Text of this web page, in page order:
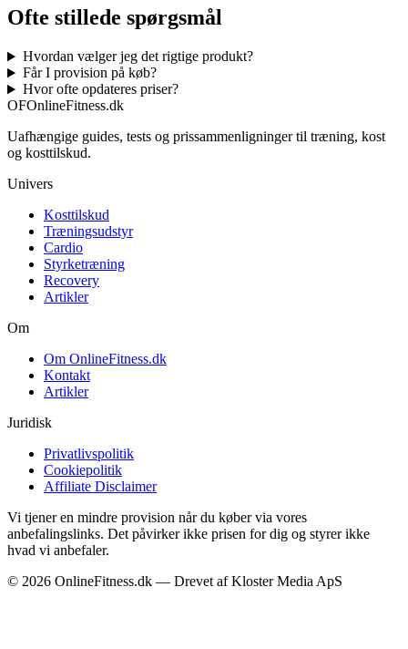
Ofte stillede spørgsmål
Hvordan vælger jeg det rigtige produkt?
Får I provision på køb?
Hvor ofte opdateres priser?
OFOnlineFitness.dk
Uafhængige guides, tests og prissammenligninger til træning, kost
og kosttilskud.
Univers
Kosttilskud
Træningsudstyr
Cardio
Styrketræning
Recovery
Artikler
Om
Om OnlineFitness.dk
Kontakt
Artikler
Juridisk
Privatlivspolitik
Cookiepolitik
Affiliate Disclaimer
Vi tjener en mindre provision når du køber via vores
anbefalingslinks. Det påvirker ikke prisen for dig og styrer ikke
hvad vi anbefaler.
© 2026 OnlineFitness.dk — Drevet af Kloster Media ApS